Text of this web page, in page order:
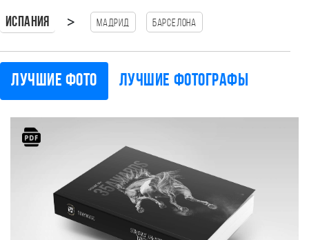
Испания > Мадрид Барселона
Лучшие фото Лучшие фотографы